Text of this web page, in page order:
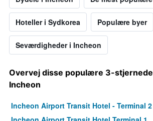
Hoteller i Sydkorea Populære byer
Seværdigheder i Incheon
Overvej disse populære 3-
Incheon
Incheon Airport Transit Hotel - Terminal 2